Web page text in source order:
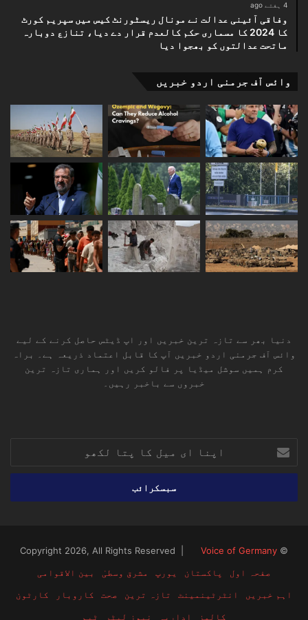
4 ہفتے ago
وفاقی آئینی عدالت نے مونال ریسٹورنٹ کیس میں سپریم کورٹ
کا 2024 کا مسماری حکم کالعدم قرار دے دیا، تنازع دوبارہ
ماتحت عدالتوں کو بھجوا دیا
وائس آف جرمنی اردو خبریں
دنیا بھر سے تازہ ترین خبریں اور اپ ڈیٹس حاصل کرنے کے لیے
وائس آف جرمنی اردو خبریں آپ کا قابل اعتماد ذریعہ ہے۔ براہ
کرم ہمیں سوشل میڈیا پر فالو کریں اور ہماری تازہ ترین
خبروں سے باخبر رہیں۔
ای
میل
پتا
© Copyright 2026, All Rights Reserved |
Voice of Germany
صفحہ اول
پاکستان یورپ مشرق وسطیٰ
بین الاقوامی
اہم خبریں
انٹرٹینمینٹ تازہ ترین صحت کاروبار
کارٹون
کالمز
اداریہ نیوز لیٹر ٹیم